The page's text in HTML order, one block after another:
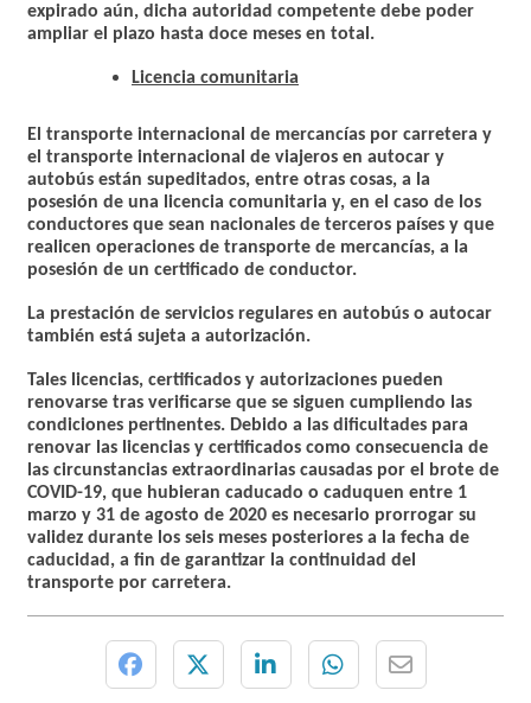
expirado aún, dicha autoridad competente debe poder
ampliar el plazo hasta doce meses en total.
Licencia comunitaria
El transporte internacional de mercancías por carretera y
el transporte internacional de viajeros en autocar y
autobús están supeditados, entre otras cosas, a la
posesión de una licencia comunitaria y, en el caso de los
conductores que sean nacionales de terceros países y que
realicen operaciones de transporte de mercancías, a la
posesión de un certificado de conductor.
La prestación de servicios regulares en autobús o autocar
también está sujeta a autorización.
Tales licencias, certificados y autorizaciones pueden
renovarse tras verificarse que se siguen cumpliendo las
condiciones pertinentes. Debido a las dificultades para
renovar las licencias y certificados como consecuencia de
las circunstancias extraordinarias causadas por el brote de
COVID-19, que hubieran caducado o caduquen entre 1
marzo y 31 de agosto de 2020 es necesario prorrogar su
validez durante los seis meses posteriores a la fecha de
caducidad, a fin de garantizar la continuidad del
transporte por carretera.